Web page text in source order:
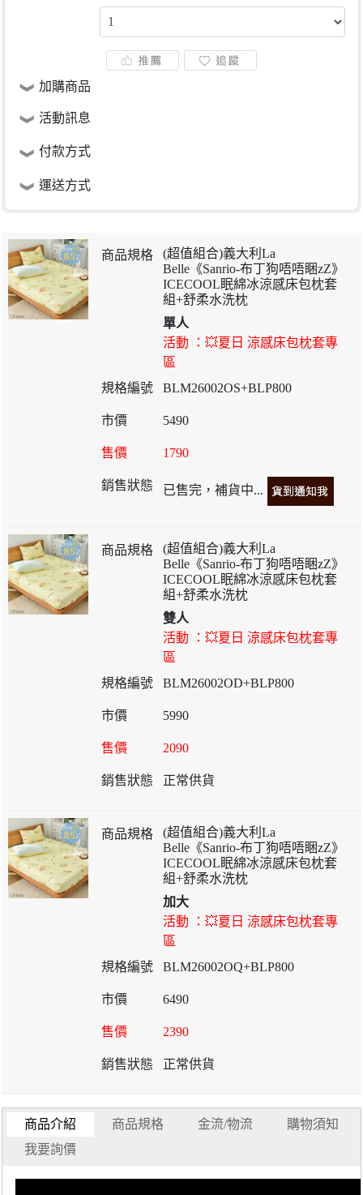
加購商品
活動訊息
付款方式
運送方式
(超值組合)義大利La
Belle《Sanrio-布丁狗唔唔睏zZ》
ICECOOL眠綿冰涼感床包枕套
組+舒柔水洗枕
單人
活動 ：💥夏日 涼感床包枕套專
區
BLM26002OS+BLP800
5490
1790
已售完，補貨中...
(超值組合)義大利La
Belle《Sanrio-布丁狗唔唔睏zZ》
ICECOOL眠綿冰涼感床包枕套
組+舒柔水洗枕
雙人
活動 ：💥夏日 涼感床包枕套專
區
BLM26002OD+BLP800
5990
2090
正常供貨
(超值組合)義大利La
Belle《Sanrio-布丁狗唔唔睏zZ》
ICECOOL眠綿冰涼感床包枕套
組+舒柔水洗枕
加大
活動 ：💥夏日 涼感床包枕套專
區
BLM26002OQ+BLP800
6490
2390
正常供貨
商品介紹 商品規格 金流/物流
購物須知
我要詢價